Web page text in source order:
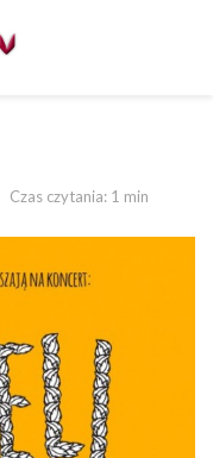
Czas czytania: 1 min